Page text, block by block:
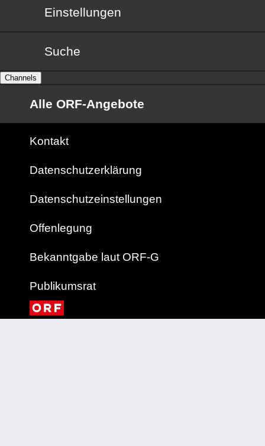
Einstellungen
Suche
Channels
Alle ORF-Angebote
Kontakt
Datenschutzerklärung
Datenschutzeinstellungen
Offenlegung
Bekanntgabe laut ORF-G
Publikumsrat